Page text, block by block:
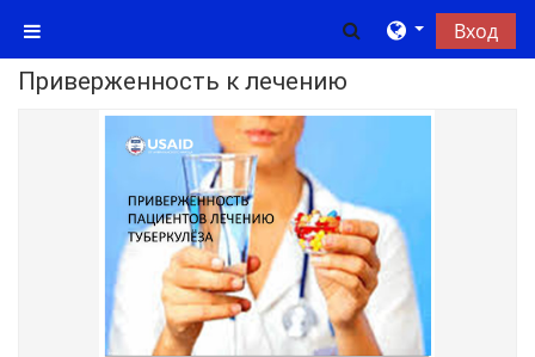
Боковая панель
ИзменитьВход
Приверженность к лечению